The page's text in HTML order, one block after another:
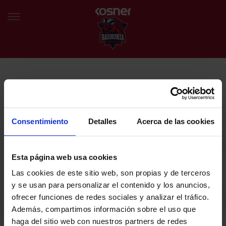
Consentimiento Detalles Acerca de las cookies
Esta página web usa cookies
Las cookies de este sitio web, son propias y de terceros
y se usan para personalizar el contenido y los anuncios,
ofrecer funciones de redes sociales y analizar el tráfico.
Además, compartimos información sobre el uso que
haga del sitio web con nuestros partners de redes
BERRIAK
SARRERAK
ABONATUAK
EGUTEGIA
Egin bat gure harmaila birtualarekin eta izan lehena klubaren
azken albiste eta promozioen berri izaten.
Baskoniaren Pribatutasun politika irakurri eta onartzen dut eta
Baskoniaren jarduerei, produktuei, zerbitzuei, lehiaketei, eskaintzei
eta/edo sustapenei buruzko komunikazio elektronikoak jaso nahi ditut.
DENDA OFIZIALA BASKONIA
SARRERAK